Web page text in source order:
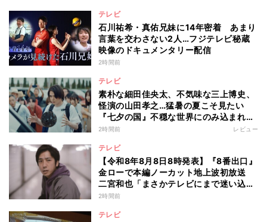
テレビ
石川祐希・真佑兄妹に14年密着 あまり
言葉を交わさない2人…フジテレビ秘蔵
映像のドキュメンタリー配信
2時間前
テレビ
素朴な細田佳央太、不気味な三上博史、
怪演の山田孝之…猛暑の夏こそ見たい
『七夕の国』不穏な世界にのみ込まれる
超常ミステリー
2時間前 レビュー
テレビ
【令和8年8月8日8時発表】『8番出口』
金ローで本編ノーカット地上波初放送
二宮和也「まさかテレビにまで迷い込ん
でしまうとは」
2時間前
テレビ